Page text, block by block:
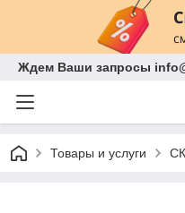
Ждем Ваши запросы
Товары и услуги